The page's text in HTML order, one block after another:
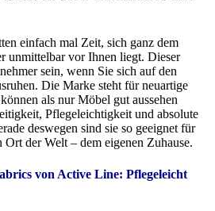
einfach mal Zeit, sich ganz dem
unmittelbar vor Ihnen liegt. Dieser
sein, wenn Sie sich auf den
Die Marke steht für neuartige
als nur Möbel gut aussehen
Pflegeleichtigkeit und absolute
deswegen sind sie so geeignet für
der Welt – dem eigenen Zuhause.
von Active Line: Pflegeleicht